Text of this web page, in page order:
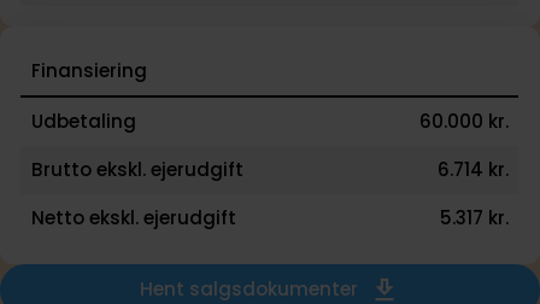
Finansiering
Udbetaling
60.000 kr.
Brutto ekskl. ejerudgift
6.714 kr.
Netto ekskl. ejerudgift
5.317 kr.
Hent salgsdokumenter